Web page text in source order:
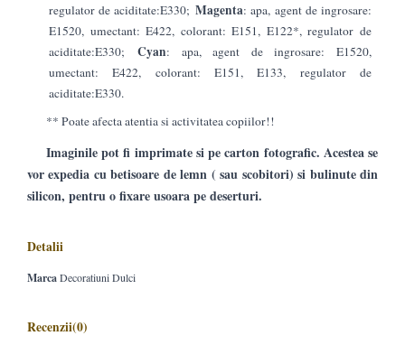
regulator de aciditate:E330;Magenta: apa, agent de ingrosare:
E1520, umectant: E422, colorant: E151, E122*, regulator de
aciditate:E330;Cyan: apa, agent de ingrosare: E1520,
umectant: E422, colorant: E151, E133, regulator de
aciditate:E330.
** Poate afecta atentia si activitatea copiilor!!
Imaginile pot fi imprimate si pe carton fotografic. Acestea se
vor expedia cu betisoare de lemn ( sau scobitori) si bulinute din
silicon, pentru o fixare usoara pe deserturi.
Detalii
MarcaDecoratiuni Dulci
Recenzii(0)